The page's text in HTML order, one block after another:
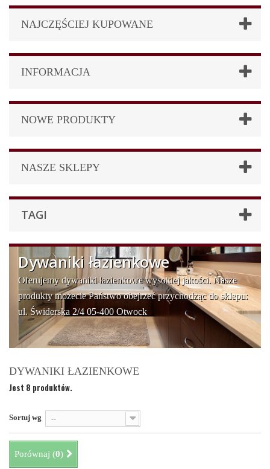
NAJCZĘŚCIEJ KUPOWANE
INFORMACJA
NOWE PRODUKTY
NASZE SKLEPY
TAGI
Dywaniki łazienkowe
Oferujemy dywaniki łazienkowe wysokiej jakości. Nasze
produkty możecie Państwo obejrzeć przychodząc do sklepu:
ul. Świderska 2/4 05-400 Otwock
DYWANIKI ŁAZIENKOWE
Jest 8 produktów.
Sortuj wg --
Porównaj (0)